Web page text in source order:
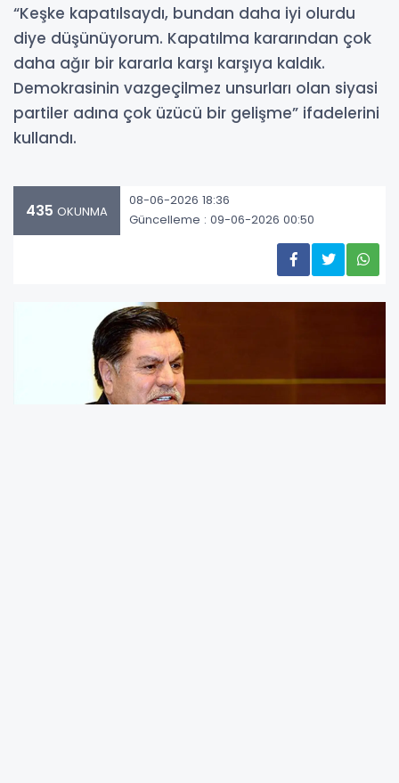
“Keşke kapatılsaydı, bundan daha iyi olurdu
diye düşünüyorum. Kapatılma kararından çok
daha ağır bir kararla karşı karşıya kaldık.
Demokrasinin vazgeçilmez unsurları olan siyasi
partiler adına çok üzücü bir gelişme” ifadelerini
kullandı.
435 OKUNMA
08-06-2026 18:36
Güncelleme : 09-06-2026 00:50